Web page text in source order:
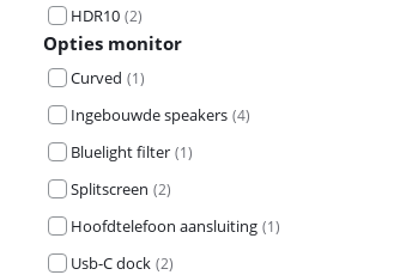
HDR10 (2)
Opties monitor
Curved (1)
Ingebouwde speakers (4)
Bluelight filter (1)
Splitscreen (2)
Hoofdtelefoon aansluiting (1)
Usb-C dock (2)